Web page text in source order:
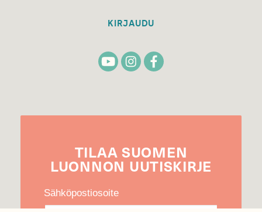
KIRJAUDU
TILAA SUOMEN
LUONNON UUTIS­KIRJE
Sähköpostiosoite